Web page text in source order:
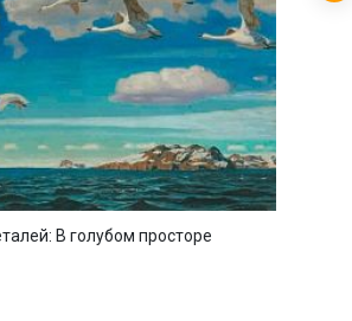
В голубом просторе